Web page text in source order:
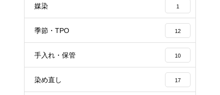
媒染 1
季節・TPO 12
手入れ・保管 10
染め直し 17